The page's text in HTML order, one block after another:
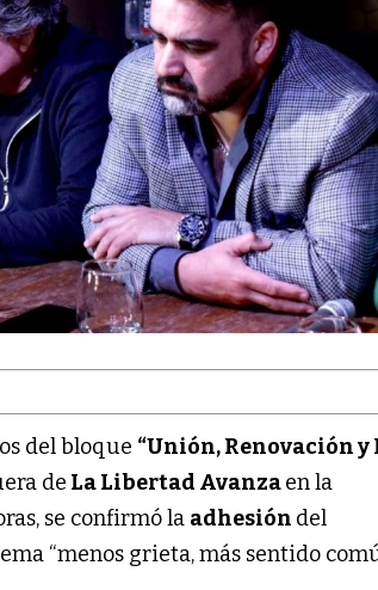
del bloque “Unión, Renovación y
de La Libertad Avanzaen la
se confirmó la adhesión del
“menos grieta, más sentido